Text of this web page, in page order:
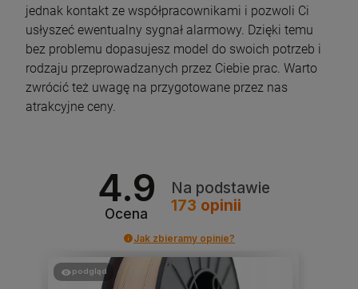
jednak kontakt ze współpracownikami i pozwoli Ci
usłyszeć ewentualny sygnał alarmowy. Dzięki temu
bez problemu dopasujesz model do swoich potrzeb i
rodzaju przeprowadzanych przez Ciebie prac. Warto
zwrócić też uwagę na przygotowane przez nas
atrakcyjne ceny.
4.9
Ocena
Na podstawie
173 opinii
Jak zbieramy opinie?
podgląd